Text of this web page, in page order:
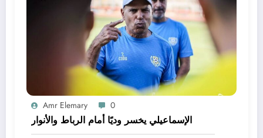
Amr Elemary 0
الإسماعيلي يخسر وديًا أمام الرباط والأنوار